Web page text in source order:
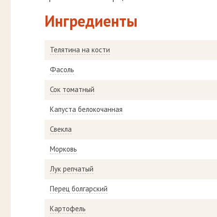
Ингредиенты
Телятина на кости
Фасоль
Сок томатный
Капуста белокочанная
Свекла
Морковь
Лук репчатый
Перец болгарский
Картофель